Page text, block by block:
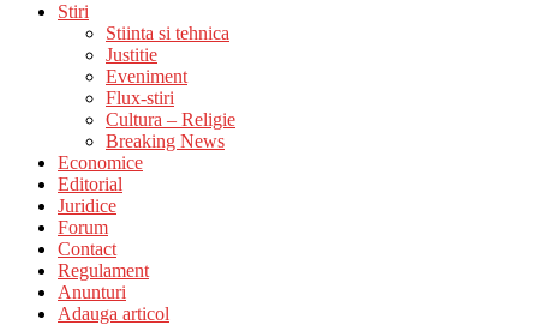
Stiri
Stiinta si tehnica
Justitie
Eveniment
Flux-stiri
Cultura – Religie
Breaking News
Economice
Editorial
Juridice
Forum
Contact
Regulament
Anunturi
Adauga articol